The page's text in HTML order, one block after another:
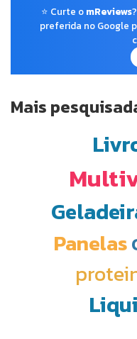
⭐ Curte o mReviews
preferida no Google
Mais
Panelas